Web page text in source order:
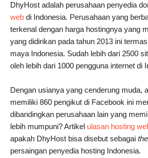
DhyHost adalah perusahaan penyedia
web di Indonesia. Perusahaan yang
terkenal dengan harga hostingnya yang
yang didirikan pada tahun 2013 ini
maya Indonesia. Sudah lebih dari 2500
oleh lebih dari 1000 pengguna internet di
Dengan usianya yang cenderung muda,
memiliki 860 pengikut di Facebook ini
dibandingkan perusahaan lain yang
lebih mumpuni? Artikel ulasan hosting
apakah DhyHost bisa disebut sebagai
persaingan penyedia hosting Indonesia.